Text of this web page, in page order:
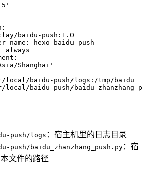
baidu-push:1.0
hexo-baidu-push
always
Shanghai'
local/baidu-push/logs:/tmp/baidu
local/baidu-push/
push/logs ：宿主机里的日志目录
baidu_zhanzhang_push.py ：宿
文件的路径